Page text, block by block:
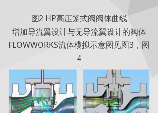
图2 HP高压笼式阀阀体曲线
增加导流翼设计与无导流翼设计的阀体
FLOWWORKS流体模拟示意图见图3 ，图
4